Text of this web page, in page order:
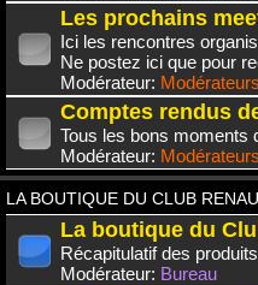
Les prochains
Ici les rencontres
Ne postez ici que pour
Modérateur: Modérateurs
Comptes rendus
Tous les bons moments
Modérateur: Modérateurs
LA BOUTIQUE DU CLUB
La boutique du
Récapitulatif des
Modérateur: Bureau